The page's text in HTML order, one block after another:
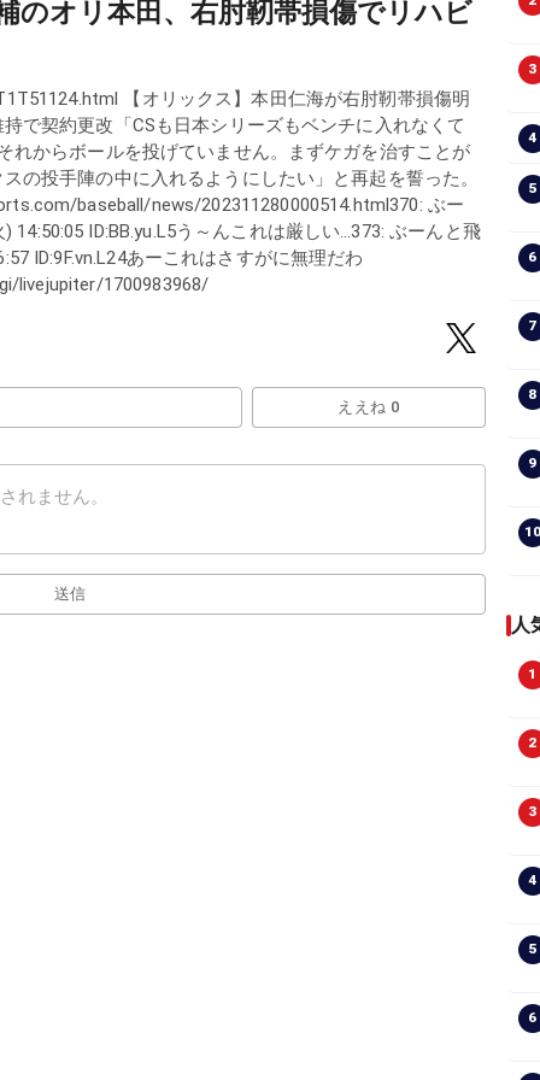
のオリ本田、右肘靭帯損傷でリハビ
【オリックス】本田仁海が右肘靭帯損傷明
で契約更改「CSも日本シリーズもベンチに入れなくて
れからボールを投げていません。まずケガを治すことが
の投手陣の中に入れるようにしたい」と再起を誓った。
baseball/news/202311280000514.html370: ぶー
ID:BB.yu.L5う～んこれは厳しい…373: ぶーんと飛
ID:9F.vn.L24あーこれはさすがに無理だわ
livejupiter/1700983968/
ええね 0
送信
3
4
5
6
7
8
9
10
人
1
2
3
4
5
6